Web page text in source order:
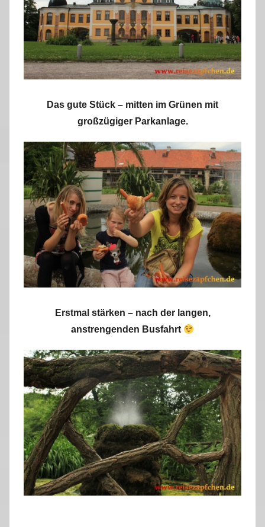
Das gute Stück – mitten im Grünen mit
großzügiger Parkanlage.
Erstmal stärken – nach der langen,
anstrengenden Busfahrt